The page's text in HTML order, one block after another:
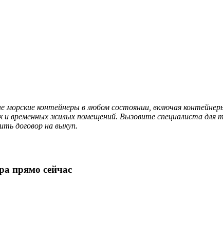
контейнеры в любом состоянии, включая
и временных жилых помещений. Вызовите специалиста
договор на выкуп.
прямо сейчас